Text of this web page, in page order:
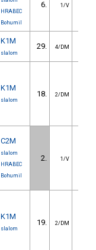
HRABEC
Bohumil
6. 1/V
K1M
slalom
29. 4/DM
K1M
slalom
18. 2/DM
C2M
slalom
HRABEC
Bohumil
2. 1/V
K1M
slalom
19. 2/DM